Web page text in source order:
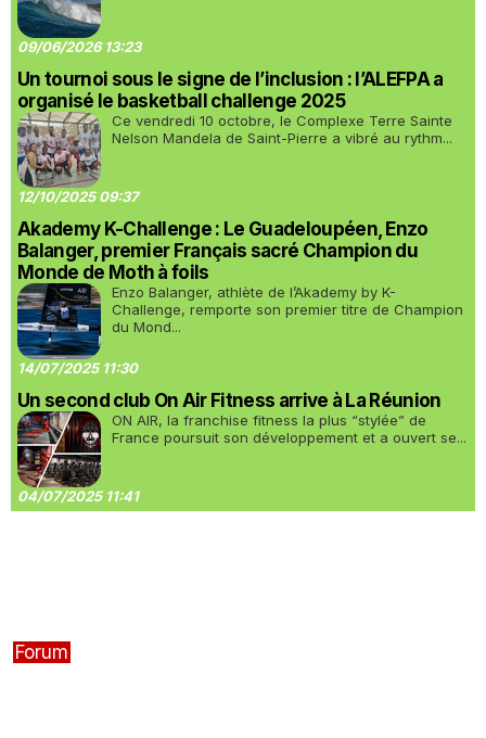
09/06/2026 13:23
Un tournoi sous le signe de l’inclusion : l’ALEFPA a
organisé le basketball challenge 2025
Ce vendredi 10 octobre, le Complexe Terre Sainte
Nelson Mandela de Saint-Pierre a vibré au rythm...
12/10/2025 09:37
Akademy K-Challenge : Le Guadeloupéen, Enzo
Balanger, premier Français sacré Champion du
Monde de Moth à foils
Enzo Balanger, athlète de l’Akademy by K-
Challenge, remporte son premier titre de Champion
du Mond...
14/07/2025 11:30
Un second club On Air Fitness arrive à La Réunion
ON AIR, la franchise fitness la plus “stylée” de
France poursuit son développement et a ouvert se...
04/07/2025 11:41
Forum